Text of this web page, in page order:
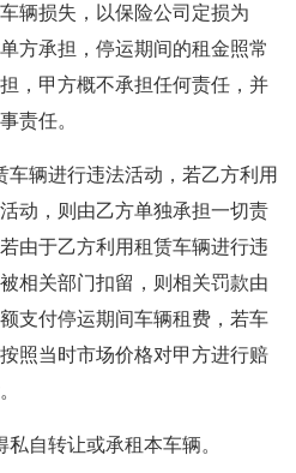
辆损失，以保险公司定损为
方承担，停运期间的租金照常
，甲方概不承担任何责任，并
责任。
车辆进行违法活动，若乙方利用
动，则由乙方单独承担一切责
由于乙方利用租赁车辆进行违
相关部门扣留，则相关罚款由
支付停运期间车辆租费，若车
照当时市场价格对甲方进行赔
自转让或承租本车辆。